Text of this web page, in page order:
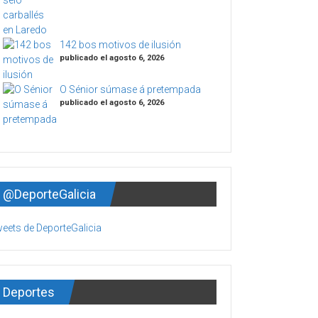
142 bos motivos de ilusión
publicado el agosto 6, 2026
O Sénior súmase á pretempada
publicado el agosto 6, 2026
@DeporteGalicia
de DeporteGalicia
Deportes